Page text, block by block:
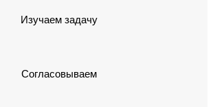
Изучаем задачу
Согласовываем